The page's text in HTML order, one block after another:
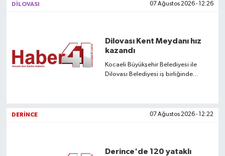
DİLOVASI 07 Ağustos 2026 - 12:26
Dilovası Kent Meydanı hız
kazandı
Kocaeli Büyükşehir Belediyesi ile
Dilovası Belediyesi iş birliğinde
DERİNCE 07 Ağustos 2026 - 12:22
Derince'de 120 yataklı